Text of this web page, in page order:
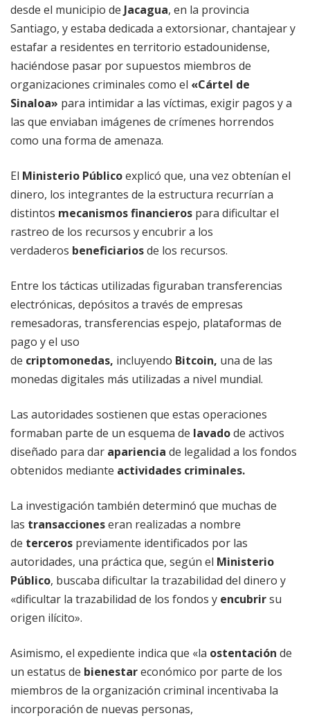
desde el municipio de Jacagua, en la provincia
Santiago, y estaba dedicada a extorsionar, chantajear y
estafar a residentes en territorio estadounidense,
haciéndose pasar por supuestos miembros de
organizaciones criminales como el «Cártel de
Sinaloa» para intimidar a las víctimas, exigir pagos y a
las que enviaban imágenes de crímenes horrendos
como una forma de amenaza.
El Ministerio Públicoexplicó que, una vez obtenían el
dinero, los integrantes de la estructura recurrían a
distintos mecanismosfinancieros para dificultar el
rastreo de los recursos y encubrir a los
verdaderos beneficiariosde los recursos.
Entre los tácticas utilizadas figuraban transferencias
electrónicas, depósitos a través de empresas
remesadoras, transferencias espejo, plataformas de
pago y el uso
de criptomonedas, incluyendo Bitcoin, una de las
monedas digitales más utilizadas a nivel mundial.
Las autoridades sostienen que estas operaciones
formaban parte de un esquema de lavadode activos
diseñado para dar apariencia de legalidad a los fondos
obtenidos mediante actividades criminales.
La investigación también determinó que muchas de
las transaccioneseran realizadas a nombre
de terceros previamente identificados por las
autoridades, una práctica que, según el Ministerio
Público, buscaba dificultar la trazabilidad del dinero y
«dificultar la trazabilidad de los fondos y encubrirsu
origen ilícito».
Asimismo, el expediente indica que «la ostentación de
un estatus de bienestareconómico por parte de los
miembros de la organización criminal incentivaba la
incorporación de nuevas personas,